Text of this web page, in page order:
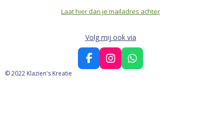
Laat hier dan je mailadres achter
Volg mij ook via
F
a
I
n
W
h
© 2022 Klazien's Kreatie